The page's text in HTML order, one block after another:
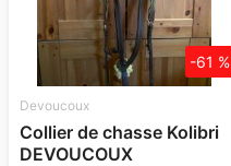
Devoucoux
Collier de chasse Kolibri
DEVOUCOUX
-61 %